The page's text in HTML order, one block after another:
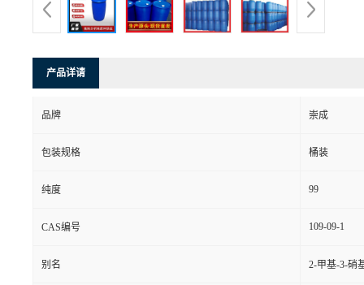
产品详请
品牌 崇成
包装规格 桶装
纯度 99
CAS编号 109-09-1
别名 2-甲基-3-硝